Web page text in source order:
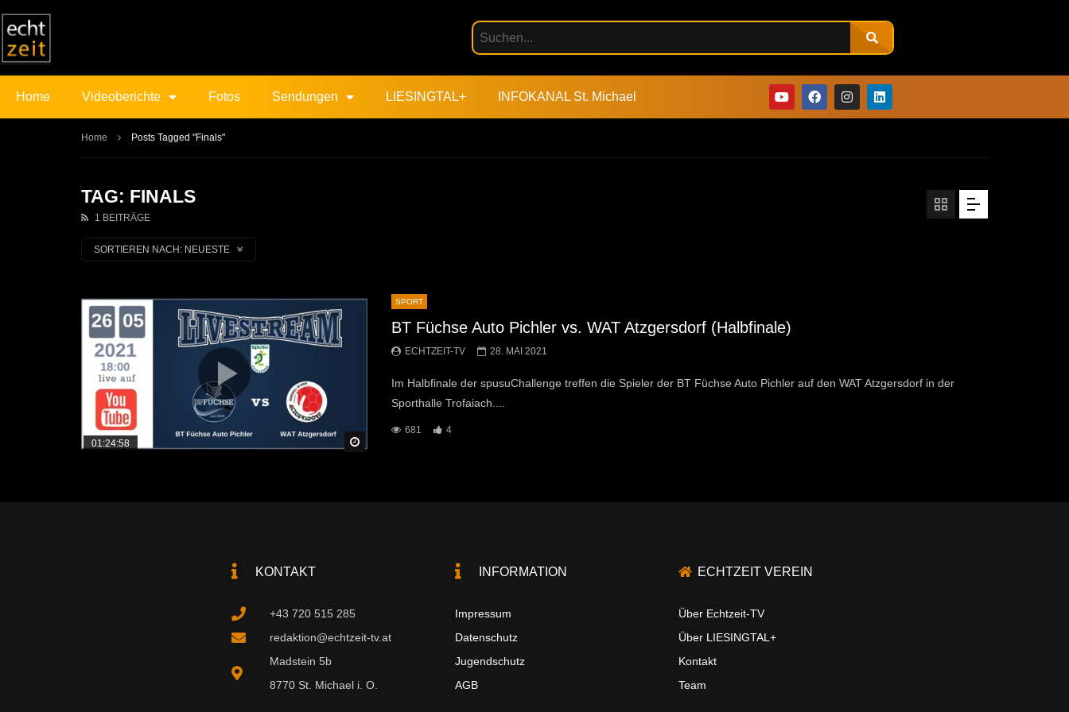
Home Videoberichte Fotos Sendungen LIESINGTAL+ INFOKANAL St. Michael
Home Posts Tagged "Finals"
TAG: FINALS
1 BEITRÄGE
SORTIEREN NACH: NEUESTE
01:24:58
SPORT
BT Füchse Auto Pichler vs. WAT Atzgersdorf (Halbfinale)
ECHTZEIT-TV 28. MAI 2021
Im Halbfinale der spusuChallenge treffen die Spieler der BT Füchse Auto Pichler auf den WAT Atzgersdorf in der
Sporthalle Trofaiach....
681 4
KONTAKT
+43 720 515 285
redaktion@echtzeit-tv.at
Madstein 5b
8770 St. Michael i. O.
INFORMATION
Impressum
Datenschutz
Jugendschutz
AGB
ECHTZEIT VEREIN
Über Echtzeit-TV
Über LIESINGTAL+
Kontakt
Team